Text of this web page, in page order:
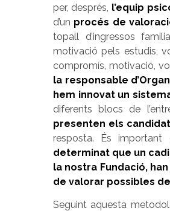
per, després, l’equip
d’un procés de
topall d’ingressos
motivació pels estudis,
compromís, motivació,
la responsable
hem innovat un
diferents blocs de
presenten els
resposta. És important
determinat que un
la nostra Fundació,
de valorar possibles
Seguint aquesta